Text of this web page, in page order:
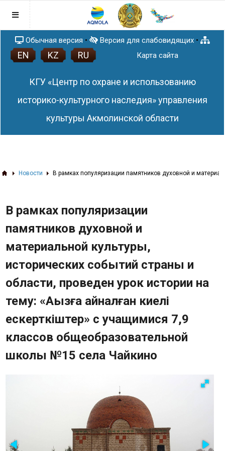
Главная
Правовая база
Раскрытие понятия и содержания
Закона Республики Казахстан от 18
ноября 2015 года № 410-V ЗРК «О
План работы
Новости
ЗD тур по сакральным объектам
Статьи
Памятники (QR-код)
культурного наследия
Опрос
Часто задаваемые вопросы
Фотогалерея
Видео
Государственные закупки
Обычная версия • Версия для слабовидящих•
Карта сайта
EN KZ RU
КГУ «Центр по охране и использованию
историко-культурного наследия» управления
культуры Акмолинской области
Новости В рамках популяризации памятников духовной и
В рамках популяризации
памятников духовной и
материальной культуры,
исторических событий страны и
области, проведен урок истории на
тему: «Аңызға айналған киелі
ескерткіштер» с учащимися 7,9
классов общеобразовательной
школы №15 села Чайкино